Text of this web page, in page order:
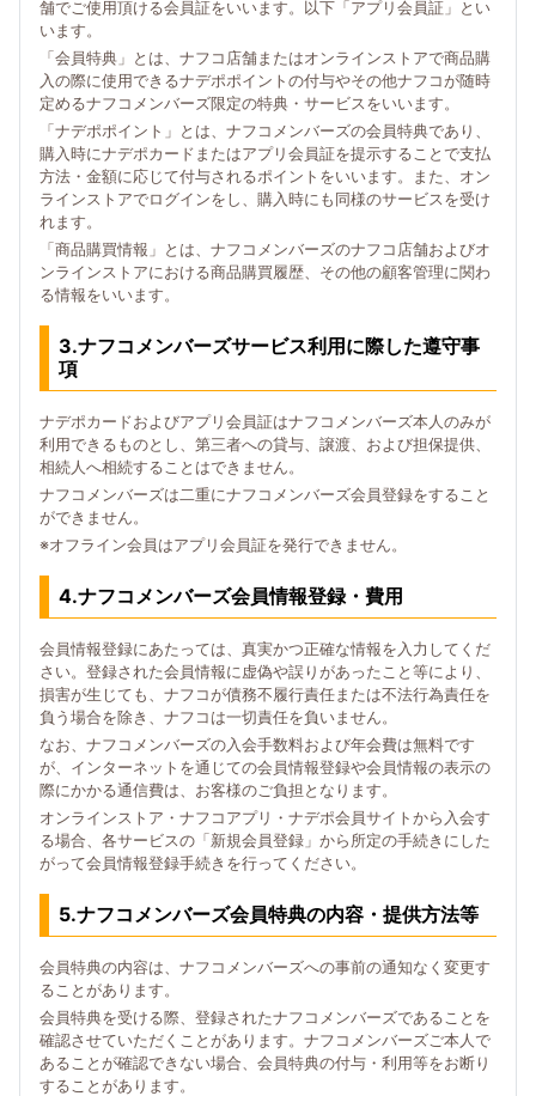
舗でご使用頂ける会員証をいいます。以下「アプリ会員証」とい
います。
「会員特典」とは、ナフコ店舗またはオンラインストアで商品購
入の際に使用できるナデポポイントの付与やその他ナフコが随時
定めるナフコメンバーズ限定の特典・サービスをいいます。
「ナデポポイント」とは、ナフコメンバーズの会員特典であり、
購入時にナデポカードまたはアプリ会員証を提示することで支払
方法・金額に応じて付与されるポイントをいいます。また、オン
ラインストアでログインをし、購入時にも同様のサービスを受け
れます。
「商品購買情報」とは、ナフコメンバーズのナフコ店舗およびオ
ンラインストアにおける商品購買履歴、その他の顧客管理に関わ
る情報をいいます。
3.ナフコメンバーズサービス利用に際した遵守事
項
ナデポカードおよびアプリ会員証はナフコメンバーズ本人のみが
利用できるものとし、第三者への貸与、譲渡、および担保提供、
相続人へ相続することはできません。
ナフコメンバーズは二重にナフコメンバーズ会員登録をすること
ができません。
※オフライン会員はアプリ会員証を発行できません。
4.ナフコメンバーズ会員情報登録・費用
会員情報登録にあたっては、真実かつ正確な情報を入力してくだ
さい。登録された会員情報に虚偽や誤りがあったこと等により、
損害が生じても、ナフコが債務不履行責任または不法行為責任を
負う場合を除き、ナフコは一切責任を負いません。
なお、ナフコメンバーズの入会手数料および年会費は無料です
が、インターネットを通じての会員情報登録や会員情報の表示の
際にかかる通信費は、お客様のご負担となります。
オンラインストア・ナフコアプリ・ナデポ会員サイトから入会す
る場合、各サービスの「新規会員登録」から所定の手続きにした
がって会員情報登録手続きを行ってください。
5.ナフコメンバーズ会員特典の内容・提供方法等
会員特典の内容は、ナフコメンバーズへの事前の通知なく変更す
ることがあります。
会員特典を受ける際、登録されたナフコメンバーズであることを
確認させていただくことがあります。ナフコメンバーズご本人で
あることが確認できない場合、会員特典の付与・利用等をお断り
することがあります。